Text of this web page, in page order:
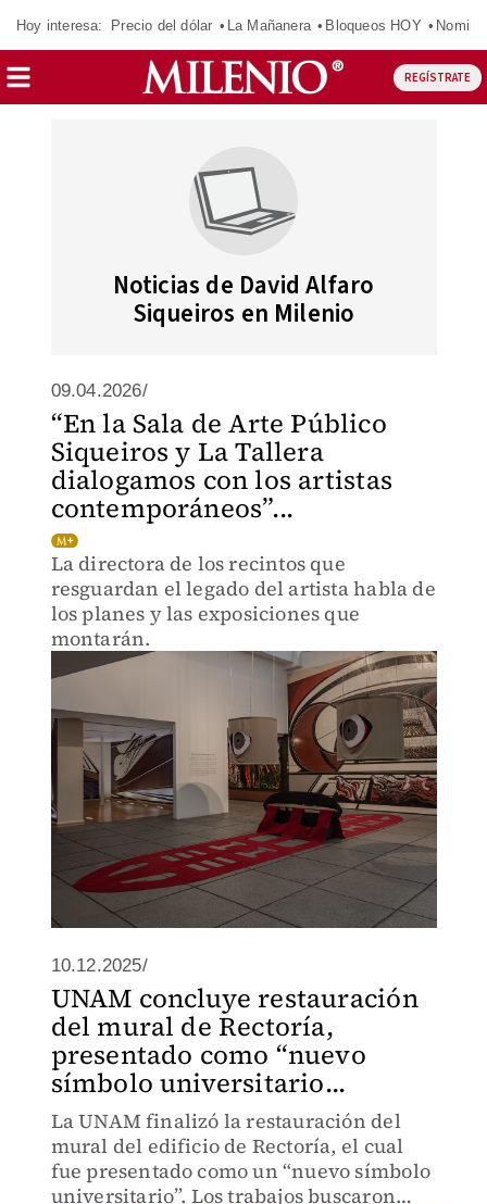
Hoy interesa: Precio del dólar La Mañanera Bloqueos HOY
REGÍSTRATE
Noticias de David Alfaro
Siqueiros en Milenio
09.04.2026/
“En la Sala de Arte Público
Siqueiros y La Tallera
dialogamos con los artistas
contemporáneos”...
La directora de los recintos que
resguardan el legado del artista habla de
los planes y las exposiciones que
montarán.
10.12.2025/
UNAM concluye restauración
del mural de Rectoría,
presentado como “nuevo
símbolo universitario...
La UNAM finalizó la restauración del
mural del edificio de Rectoría, el cual
fue presentado como un “nuevo símbolo
universitario”. Los trabajos buscaron